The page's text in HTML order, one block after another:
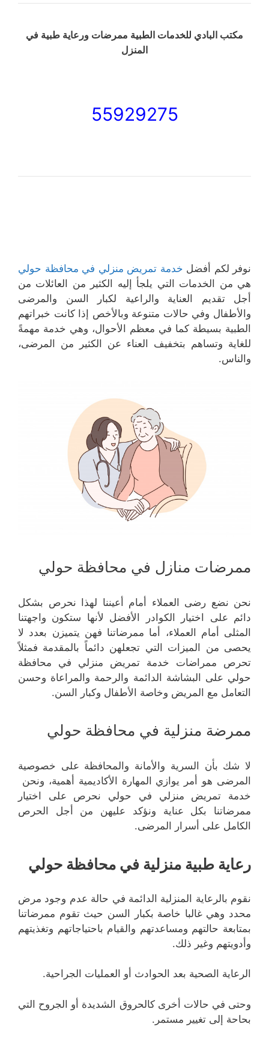
مكتب البادي للخدمات الطبية ممرضات ورعاية طبية في
المنزل
55929275
نوفر لكم أفضل خدمة تمريض منزلي في محافظة حولي
هي من الخدمات التي يلجأ إليه الكثير من العائلات من
أجل تقديم العناية والراعية لكبار السن والمرضى
والأطفال وفي حالات متنوعة وبالأخص إذا كانت خبراتهم
الطبية بسيطة كما في معظم الأحوال، وهي خدمة مهمةً
للغاية وتساهم بتخفيف العناء عن الكثير من المرضى،
والناس.
ممرضات منازل في محافظة حولي
نحن نضع رضى العملاء أمام أعيننا لهذا نحرص بشكل
دائم على اختيار الكوادر الأفضل لأنها ستكون واجهتنا
المثلى أمام العملاء، أما ممرضاتنا فهن يتميزن بعدد لا
يحصى من الميزات التي تجعلهن دائماً بالمقدمة فمثلاً
تحرص ممراضات خدمة تمريض منزلي في محافظة
حولي على البشاشة الدائمة والرحمة والمراعاة وحسن
التعامل مع المريض وخاصة الأطفال وكبار السن.
ممرضة منزلية في محافظة حولي
لا شك بأن السرية والأمانة والمحافظة على خصوصية
المرضى هو أمر يوازي المهارة الأكاديمية أهمية، ونحن
خدمة تمريض منزلي في حولي نحرص على اختيار
ممرضاتنا بكل عناية ونؤكد عليهن من أجل الحرص
الكامل على أسرار المرضى.
رعاية طبية منزلية في محافظة حولي
نقوم بالرعاية المنزلية الدائمة في حالة عدم وجود مرض
محدد وهي غالبا خاصة بكبار السن حيث تقوم ممرضاتنا
بمتابعة حالتهم ومساعدتهم والقيام باحتياجاتهم وتغذيتهم
وأدويتهم وغير ذلك.
الرعاية الصحية بعد الحوادث أو العمليات الجراحية.
وحتى في حالات أخرى كالحروق الشديدة أو الجروح التي
بحاحة إلى تغيير مستمر.